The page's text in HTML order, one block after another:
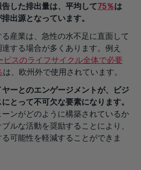
した排出量は、平均して75％は
出源となっています。
産業は、急性の水不足に直面して
する場合が多くあります。例え
ビスのライフサイクル全体で必要
は、欧州外で使用されています。
ーとのエンゲージメントが、ビジ
とって不可欠な要素になります。
ンがどのように構築されているか
ルな活動を奨励することにより、
可能性を軽減することができま